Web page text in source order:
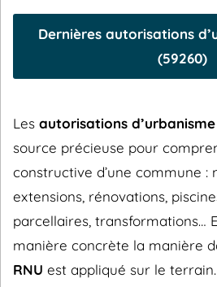
Dernières autorisations
(59260)
Les autorisations d’urbanisme
source précieuse pour
constructive d’une commune :
extensions, rénovations,
parcellaires, transformations…
manière concrète la manière
RNU est appliqué sur le terrain.